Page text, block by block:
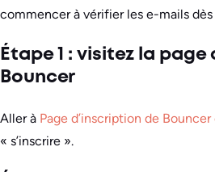
commencer à vérifier les e-mails dès
Étape 1 : visitez la
Bouncer
Aller à Page d’inscription de Bouncer
« s’inscrire ».